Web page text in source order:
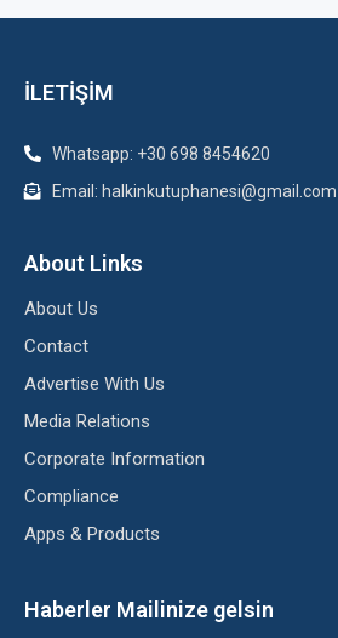
İLETİŞİM
Whatsapp: +30 698 8454620
Email: halkinkutuphanesi@gmail.com
About Links
About Us
Contact
Advertise With Us
Media Relations
Corporate Information
Compliance
Apps & Products
Haberler Mailinize gelsin